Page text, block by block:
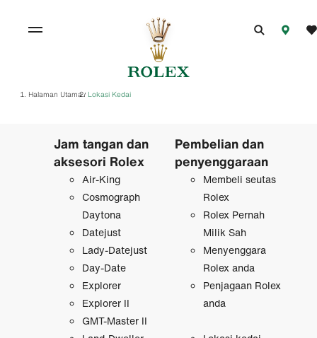
Halaman Utama/ Lokasi Kedai
Jam tangan dan
aksesori Rolex
Air-King
Cosmograph
Daytona
Datejust
Lady-Datejust
Day-Date
Explorer
Explorer II
GMT-Master II
Pembelian dan
penyenggaraan
Membeli seutas
Rolex
Rolex Pernah
Milik Sah
Menyenggara
Rolex anda
Penjagaan Rolex
anda